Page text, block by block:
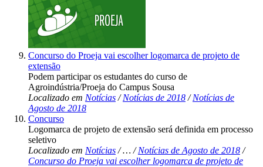
Concurso do Proeja vai escolher logomarca de projeto de
extensão
Podem participar os estudantes do curso de
Agroindústria/Proeja do Campus Sousa
Localizado em Notícias /Notícias de 2018 /Notícias de
Agosto de 2018
Concurso
Logomarca de projeto de extensão será definida em processo
seletivo
Localizado em Notícias /…/Notícias de Agosto de 2018 /
Concurso do Proeja vai escolher logomarca de projeto de